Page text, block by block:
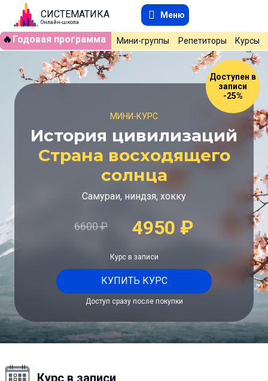
СИСТЕМАТИКА
Онлайн-школа
Меню
🔥 Годовая программа Мини-группы Репетиторы Курсы
Доступен в
записи
-25%
МИНИ-КУРС
История цивилизаций
Страна восходящего
солнца
Самураи, ниндзя, хокку
6600₽ 4950 ₽
Курс в записи
КУПИТЬ КУРС
Доступ сразу после покупки